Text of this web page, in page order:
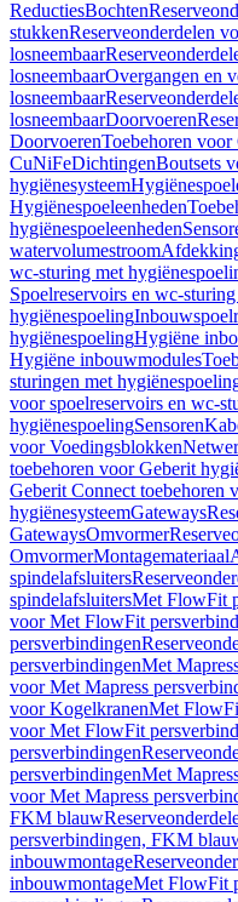
ReductiesBochten
stukkenReserveonderdelen
losneembaar
losneembaarOvergangen en
losneembaar
losneembaarDoorvoeren
DoorvoerenToebehoren voor
CuNiFeDichtingenBoutsets
hygiënesysteem
Hygiënespoeleenheden
hygiënespoeleenheden
watervolumestroom
wc-sturing met
Spoelreservoirs en wc-
hygiënespoeling
hygiënespoelingHygiëne
Hygiëne inbouwmodules
sturingen met
voor spoelreservoirs en wc-
hygiënespoelingSensoren
voor Voedingsblokken
toebehoren voor Geberit
Geberit Connect toebehoren
hygiënesysteemGateways
GatewaysOmvormer
OmvormerMontagemateriaal
spindelafsluiters
spindelafsluitersMet FlowFit
voor Met FlowFit
persverbindingen
persverbindingenMet
voor Met Mapress
voor KogelkranenMet
voor Met FlowFit
persverbindingen
persverbindingenMet
voor Met Mapress
FKM blauw
persverbindingen, FKM
inbouwmontage
inbouwmontageMet FlowFit